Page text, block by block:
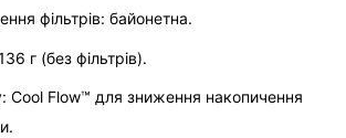
фільтрів: байонетна.
г (без фільтрів).
Cool Flow™ для зниження накопичення